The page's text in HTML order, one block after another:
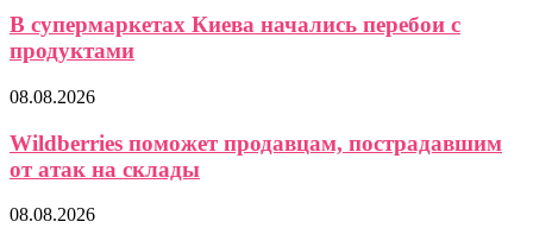
В супермаркетах Киева начались перебои с
продуктами
08.08.2026
Wildberries поможет продавцам, пострадавшим
от атак на склады
08.08.2026